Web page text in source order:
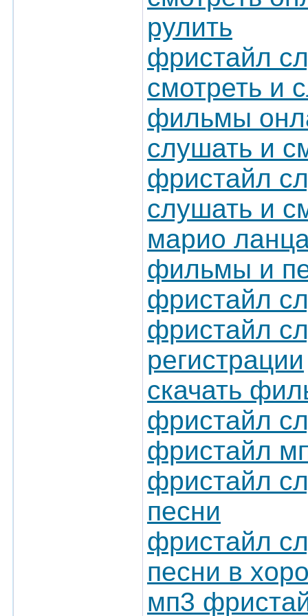
рулить
фристайл
смотреть и
фильмы
слушать и
фристайл
слушать и
марио
фильмы и
фристайл
фристайл
регистрации
скачать
фристайл
фристайл
фристайл
песни
фристайл
песни в
мп3